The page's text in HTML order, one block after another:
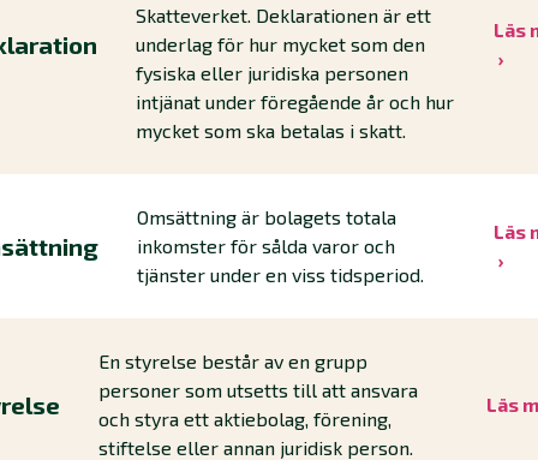
Skatteverket. Deklarationen är ett
underlag för hur mycket som den
fysiska eller juridiska personen
intjänat under föregående år och hur
mycket som ska betalas i skatt.
Läs
Omsättning är bolagets totala
inkomster för sålda varor och
tjänster under en viss tidsperiod.
Läs
En styrelse består av en grupp
personer som utsetts till att ansvara
och styra ett aktiebolag, förening,
stiftelse eller annan juridisk person.
Läs